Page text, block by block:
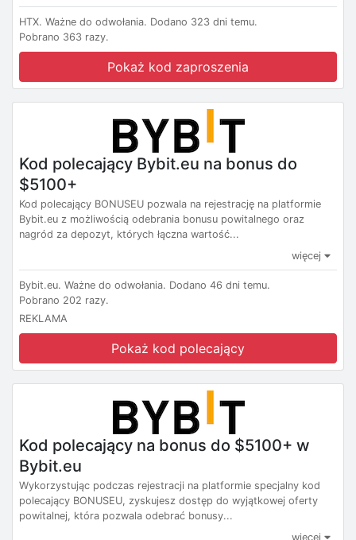
HTX. Ważne do odwołania. Dodano 323 dni temu.
Pobrano 363 razy.
Pokaż kod zaproszenia
Kod polecający Bybit.eu na bonus do
$5100+
Kod polecający BONUSEU pozwala na rejestrację na platformie
Bybit.eu z możliwością odebrania bonusu powitalnego oraz
nagród za depozyt, których łączna wartość...
więcej
Bybit.eu. Ważne do odwołania. Dodano 46 dni temu.
Pobrano 202 razy.
REKLAMA
Pokaż kod polecający
Kod polecający na bonus do $5100+ w
Bybit.eu
Wykorzystując podczas rejestracji na platformie specjalny kod
polecający BONUSEU, zyskujesz dostęp do wyjątkowej oferty
powitalnej, która pozwala odebrać bonusy...
więcej